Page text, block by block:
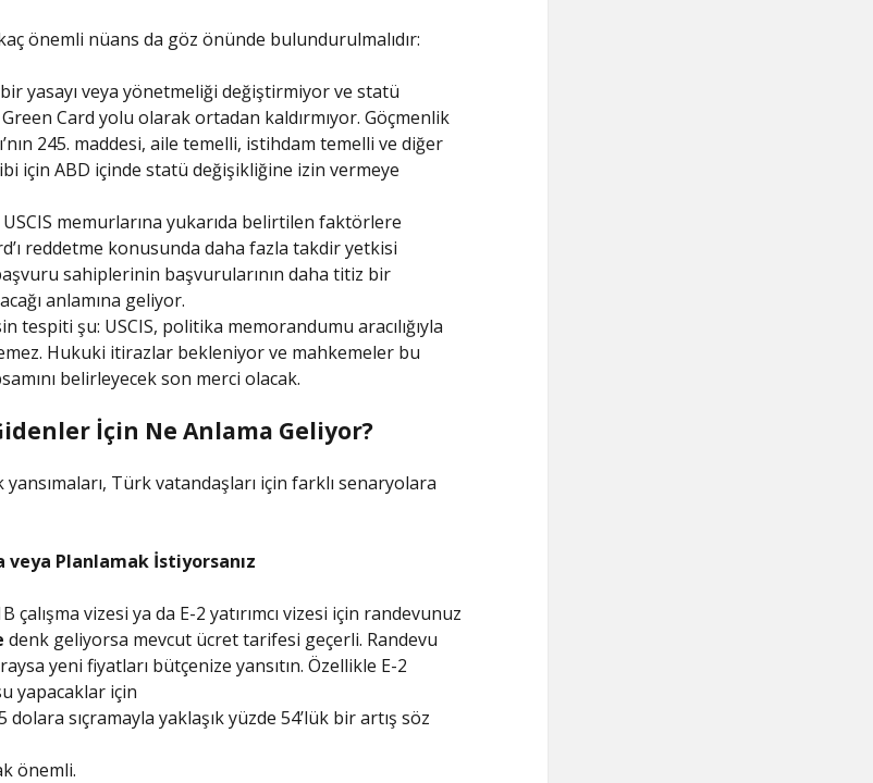
önemli nüans da göz önünde bulundurulmalıdır:
yasayı veya yönetmeliği değiştirmiyor ve statü
Card yolu olarak ortadan kaldırmıyor. Göçmenlik
245. maddesi, aile temelli, istihdam temelli ve diğer
için ABD içinde statü değişikliğine izin vermeye
memurlarına yukarıda belirtilen faktörlere
reddetme konusunda daha fazla takdir yetkisi
sahiplerinin başvurularının daha titiz bir
anlamına geliyor.
tespiti şu: USCIS, politika memorandumu aracılığıyla
Hukuki itirazlar bekleniyor ve mahkemeler bu
belirleyecek son merci olacak.
İçin Ne Anlama Geliyor?
Türk vatandaşları için farklı senaryolara
veya Planlamak İstiyorsanız
vizesi ya da E-2 yatırımcı vizesi için randevunuz
denk geliyorsa mevcut ücret tarifesi geçerli. Randevu
yeni fiyatları bütçenize yansıtın. Özellikle E-2
yapacaklar için
sıçramayla yaklaşık yüzde 54’lük bir artış söz
önemli.